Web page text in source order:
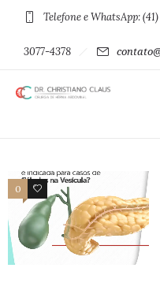
Telefone e WhatsApp:
3077-4378
0 0